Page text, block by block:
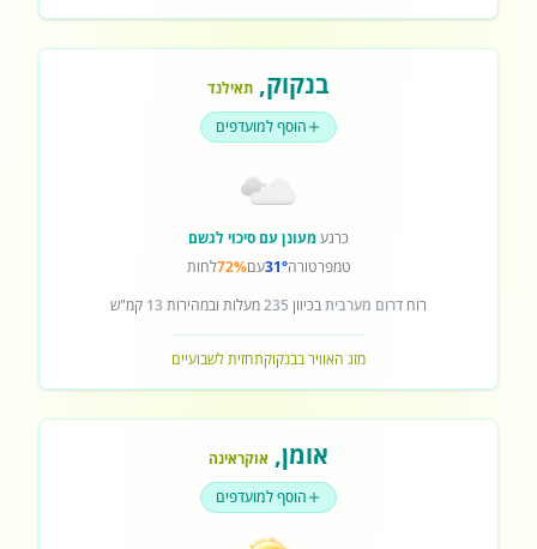
בנקוק, תאילנד
הוסף למועדפים
כרגעמעונן עם סיכוי לגשם
טמפרטורה31°עם72%לחות
רוח דרום מערביתבכיוון 235מעלות ובמהירות 13 קמ"ש
מזג האוויר בבנקוקתחזית לשבועיים
אומן, אוקראינה
הוסף למועדפים